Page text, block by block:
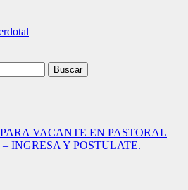
VACANTE EN PASTORAL
INGRESA Y POSTULATE.